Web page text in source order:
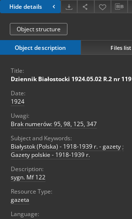
Hide details
Object structure
Object description Files list
Title:
Dziennik Białostocki 1924.05.02 R.2 nr 119
Date:
1924
Uwagi:
Brak numerów: 95, 98, 125, 347
Subject and Keywords:
Białystok (Polska) - 1918-1939 r. - gazety ;
Gazety polskie - 1918-1939 r.
Description:
sygn. Mf 122
Resource Type:
gazeta
Language: